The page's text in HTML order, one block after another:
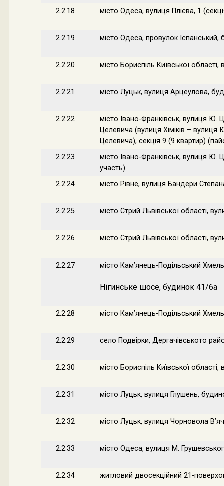
2.2.18 місто Одеса, вулиця Плієва, 1
2.2.19 місто Одеса, провулок Іспанський,
2.2.20 місто Бориспіль Київської
2.2.21 місто Луцьк, вулиця Арцеулова,
2.2.22
місто Івано-Франківськ, вулиця Ю.
Целевича (вулиця Хіміків –
Целевича), секція 9 (9 квартир)
2.2.23
місто Івано-Франківськ, вулиця Ю.
участь)
2.2.24
місто Рівне, вулиця Бандери
2.2.25 місто Стрий Львівської області,
2.2.26 місто Стрий Львівської області,
2.2.27 місто Кам’янець-Подільський
Нігинське шосе, будинок 41/6а
2.2.28 місто Кам’янець-Подільський
2.2.29 село Подвірки, Дергачівськото
2.2.30 місто Бориспіль Київської
2.2.31 місто Луцьк, вулиця Глушень,
2.2.32 місто Луцьк, вулиця Чорновола
2.2.33 місто Одеса, вулиця М.
2.2.34 житловий двосекційний 21-